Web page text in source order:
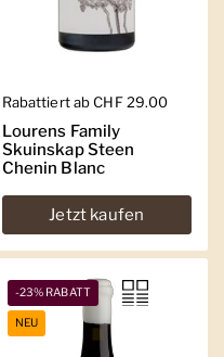
Regulärer Preis
Rabattiert ab CHF 29.00
Lourens Family
Skuinskap Steen
Chenin Blanc
Jetzt kaufen
-23% RABATT
NEU